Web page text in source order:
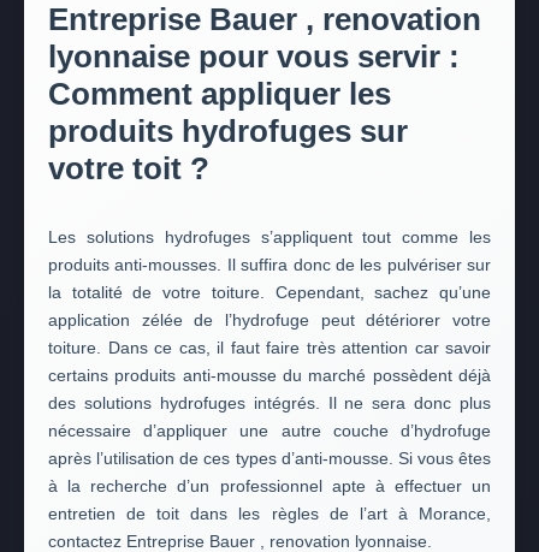
Entreprise Bauer , renovation
lyonnaise pour vous servir :
Comment appliquer les
produits hydrofuges sur
votre toit ?
Les solutions hydrofuges s’appliquent tout comme les
produits anti-mousses. Il suffira donc de les pulvériser sur
la totalité de votre toiture. Cependant, sachez qu’une
application zélée de l’hydrofuge peut détériorer votre
toiture. Dans ce cas, il faut faire très attention car savoir
certains produits anti-mousse du marché possèdent déjà
des solutions hydrofuges intégrés. Il ne sera donc plus
nécessaire d’appliquer une autre couche d’hydrofuge
après l’utilisation de ces types d’anti-mousse. Si vous êtes
à la recherche d’un professionnel apte à effectuer un
entretien de toit dans les règles de l’art à Morance,
contactez Entreprise Bauer , renovation lyonnaise.